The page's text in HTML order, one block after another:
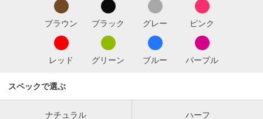
ブラウン ブラック グレー ピンク
レッド グリーン ブルー パープル
スペックで選ぶ
ナチュラル ハーフ